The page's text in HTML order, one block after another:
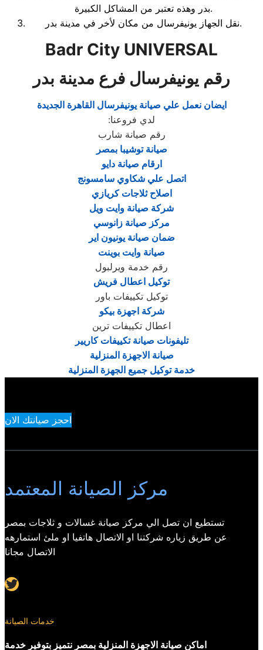
بدر وهذه تعتبر من المشاكل الكبيرة.
نقل الجهاز يونيفرسال من مكان لأخر في مدينة بدر.
Badr City UNIVERSAL
رقم يونيفرسال فرع مدينة بدر
ايضان نعمل علي صيانة يونيفرسال القاهرة الجديدة
لدي فروعنا:
رقم صيانة شارب
صيانة توشيبا بمصر
ارقام صيانة دايو
اتصل علي شكاوي سامسونج
اصلاح ثلاجات كريازي
شركة صيانة وايت ويل
مركز صيانة زانوسي
ضمان صيانة يونيون اير
صيانة وايت بوينت
رقم خدمة ويرلبول
توكيل اعطال فريش
توكيل تكييفات باور
شركة اجهزة بيكو
اعطال تكييفات ترين
تليفونات صيانة تكييفات كاريير
صيانة الاجهزة المنزلية
خدمة توكيل جميع الجهزة المنزلية
احجز صيانتك الان
مركز الصيانة المعتمد
تستطيع ان تصل الي مركز صيانة غسالات و ثلاجات بمصر
عن طريق زياره شركتنا او الاتصال هاتفيا او ملئ استمارهه
الاتصال مجانا
Twitter
خدمات الصيانة
اماكن صيانة الاجهزة المنزلية بمصر نتميز بتوفير خدمة